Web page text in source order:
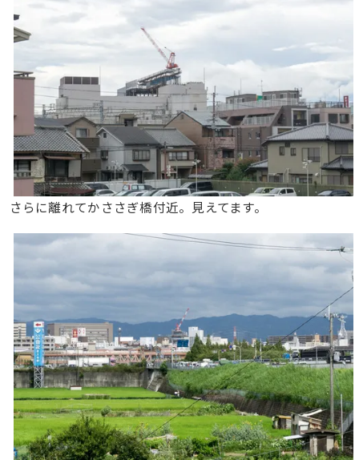
さらに離れてかささぎ橋付近。見えてます。